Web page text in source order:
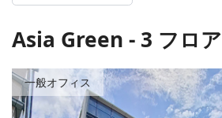
Asia Green - 3 フロア
一般オフィス